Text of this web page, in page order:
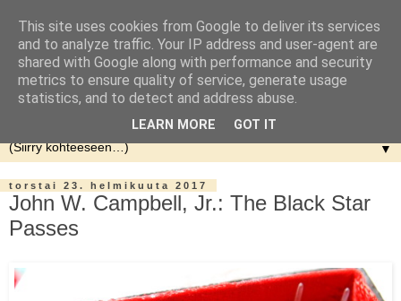
▼
torstai 23. helmikuuta 2017
John W. Campbell, Jr.: The Black Star
Passes
This site uses cookies from Google to deliver its services
and to analyze traffic. Your IP address and user-agent are
shared with Google along with performance and security
metrics to ensure quality of service, generate usage
statistics, and to detect and address abuse.
LEARN MORE GOT IT